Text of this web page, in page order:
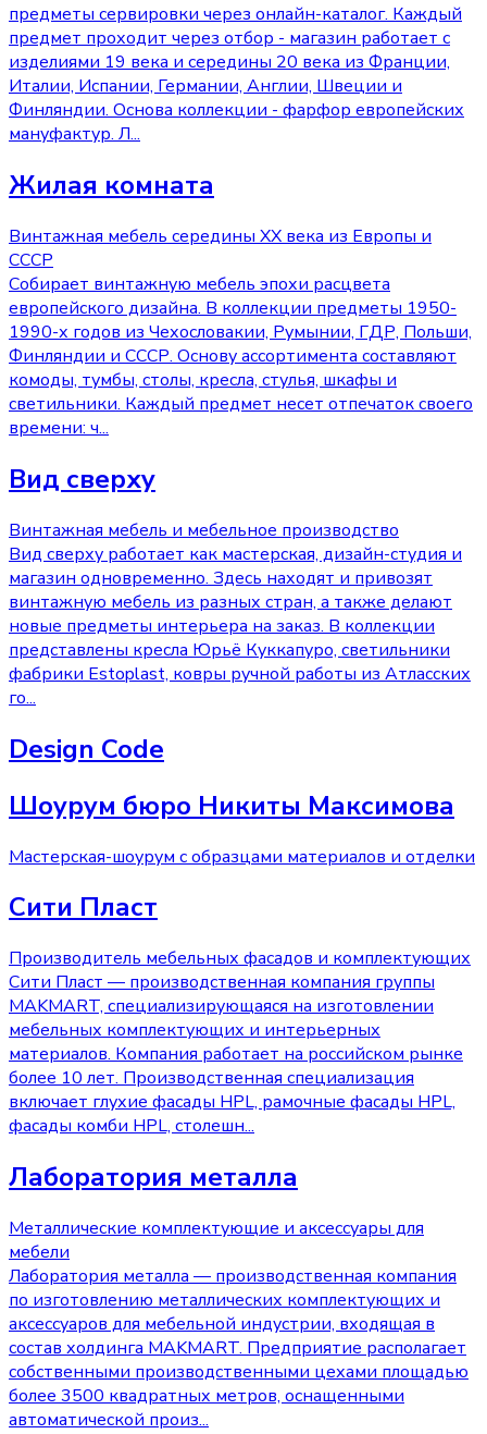
предметы сервировки через онлайн-каталог. Каждый
предмет проходит через отбор - магазин работает с
изделиями 19 века и середины 20 века из Франции,
Италии, Испании, Германии, Англии, Швеции и
Финляндии. Основа коллекции - фарфор европейских
мануфактур. Л...
Жилая комната
Винтажная мебель середины XX века из Европы и
СССР
Cобирает винтажную мебель эпохи расцвета
европейского дизайна. В коллекции предметы 1950-
1990-х годов из Чехословакии, Румынии, ГДР, Польши,
Финляндии и СССР. Основу ассортимента составляют
комоды, тумбы, столы, кресла, стулья, шкафы и
светильники. Каждый предмет несет отпечаток своего
времени: ч...
Вид сверху
Винтажная мебель и мебельное производство
Вид сверху работает как мастерская, дизайн-студия и
магазин одновременно. Здесь находят и привозят
винтажную мебель из разных стран, а также делают
новые предметы интерьера на заказ. В коллекции
представлены кресла Юрьё Куккапуро, светильники
фабрики Estoplast, ковры ручной работы из Атласских
го...
Design Code
Шоурум бюро Никиты Максимова
Мастерская-шоурум с образцами материалов и отделки
Сити Пласт
Производитель мебельных фасадов и комплектующих
Сити Пласт — производственная компания группы
MAKMART, специализирующаяся на изготовлении
мебельных комплектующих и интерьерных
материалов. Компания работает на российском рынке
более 10 лет. Производственная специализация
включает глухие фасады HPL, рамочные фасады HPL,
фасады комби HPL, столешн...
Лаборатория металла
Металлические комплектующие и аксессуары для
мебели
Лаборатория металла — производственная компания
по изготовлению металлических комплектующих и
аксессуаров для мебельной индустрии, входящая в
состав холдинга MAKMART. Предприятие располагает
собственными производственными цехами площадью
более 3500 квадратных метров, оснащенными
автоматической произ...